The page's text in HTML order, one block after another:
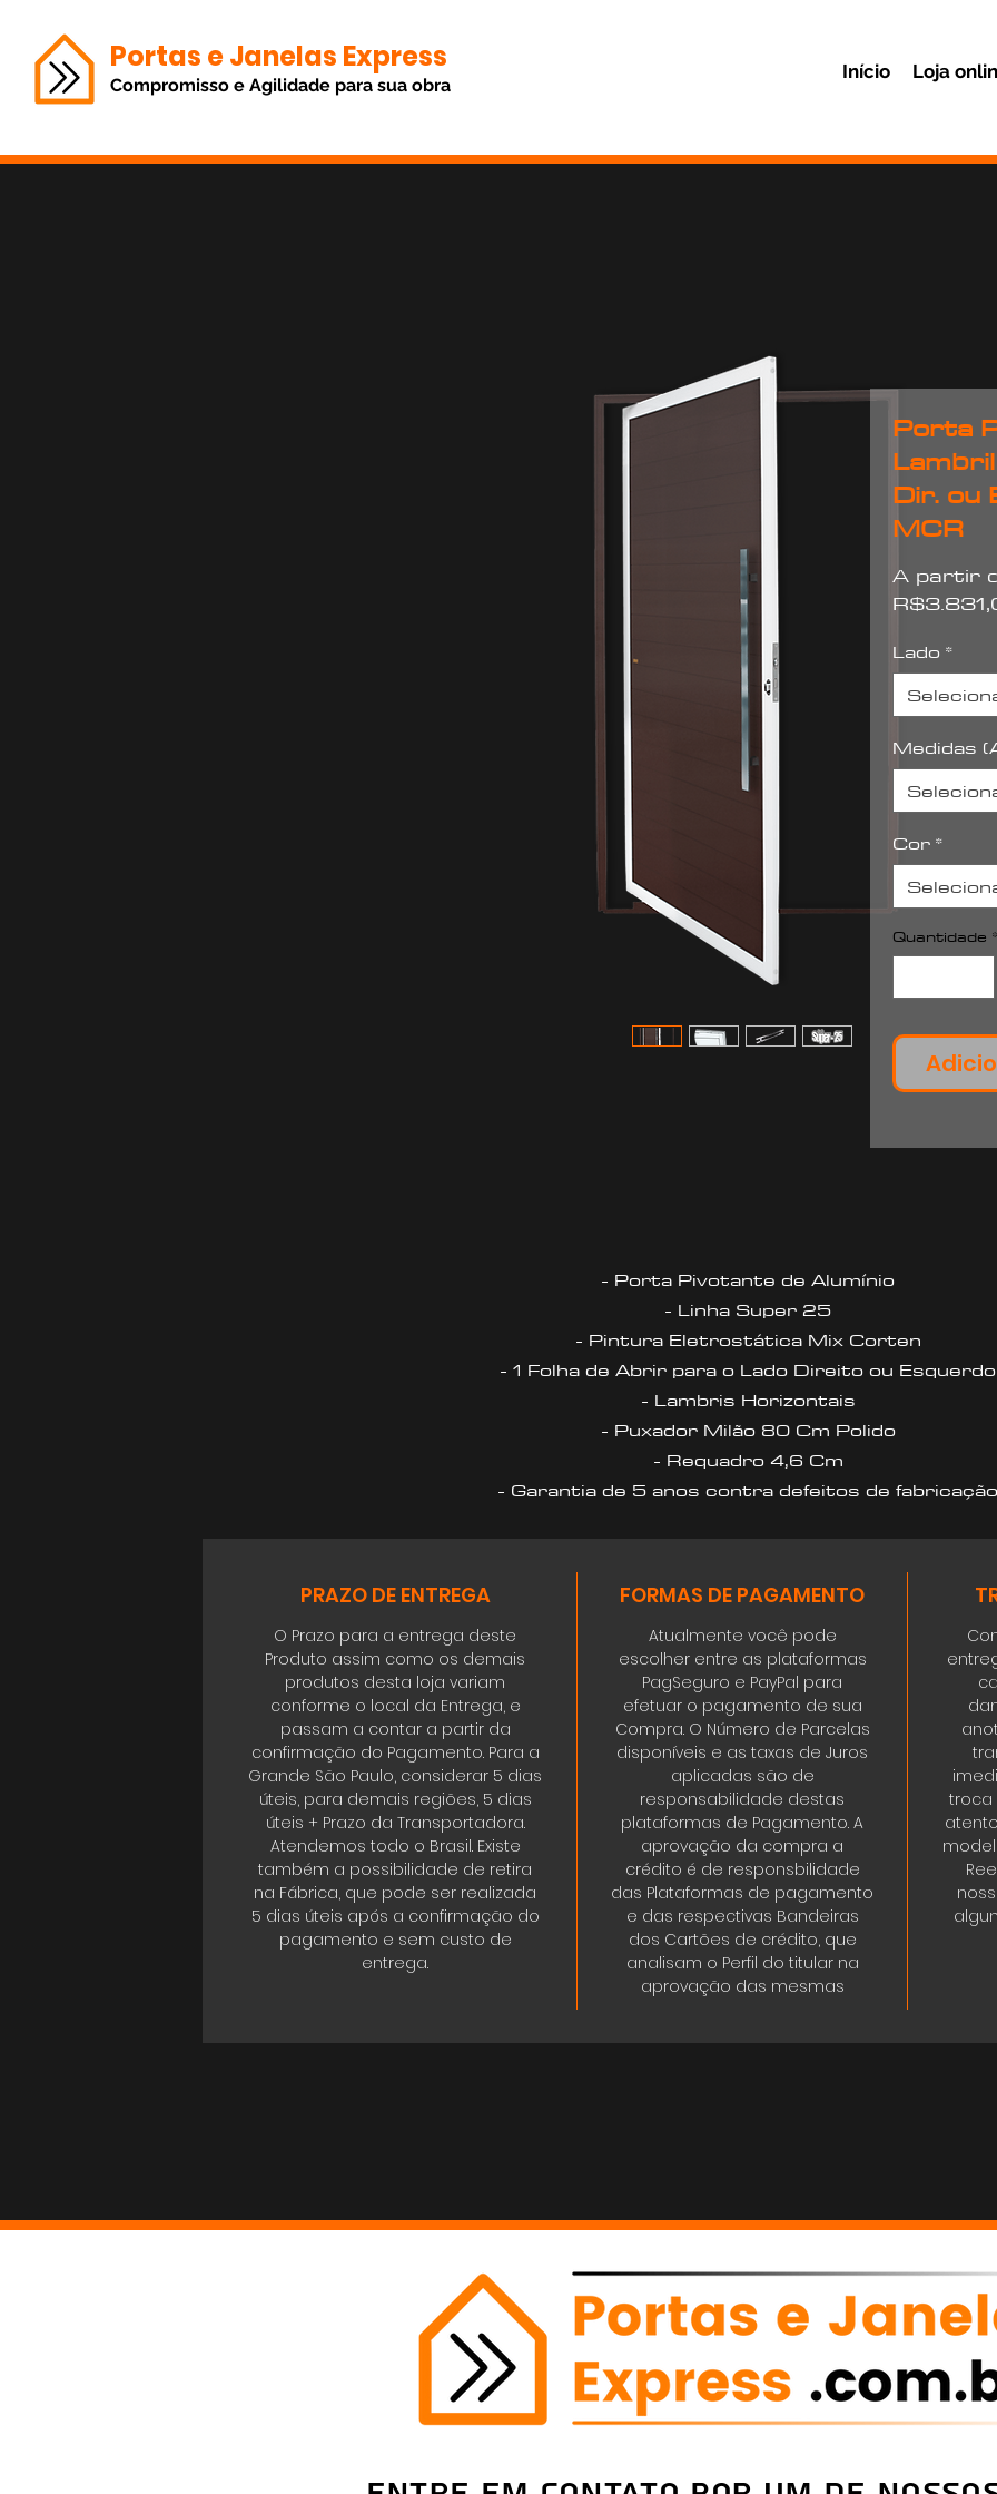
Portas e Janelas Express
Compromisso e Agilidade para sua obra
Início Loja
Porta
Dir. ou
MCR
A partir
Lado *
Medidas
Cor*
Quantidade *
- Porta Pivotante de Alumínio
- Linha Super 25
- Pintura Eletrostática Mix Corten
- 1 Folha de Abrir para o Lado Direito ou Esquerdo
- Lambris Horizontais
- Puxador Milão 80 Cm Polido
- Requadro 4,6 Cm
- Garantia de 5 anos contra defeitos de fabricação
PRAZO DE ENTREGA
O Prazo para a entrega deste
Produto assim como os demais
produtos desta loja variam
conforme o local da Entrega, e
passam a contar a partir da
confirmação do Pagamento. Para a
Grande São Paulo, considerar 5 dias
úteis, para demais regiões, 5 dias
úteis + Prazo da Transportadora.
Atendemos todo o Brasil. Existe
também a possibilidade de retira
na Fábrica, que pode ser realizada
5 dias úteis após a confirmação do
pagamento e sem custo de
entrega.
FORMAS DE PAGAMENTO
Atualmente você pode
escolher entre as plataformas
PagSeguro e PayPal para
efetuar o pagamento de sua
Compra. O Número de Parcelas
disponíveis e as taxas de Juros
aplicadas são de
responsabilidade destas
plataformas de Pagamento. A
aprovação da compra a
crédito é de responsbilidade
das Plataformas de pagamento
e das respectivas Bandeiras
dos Cartões de crédito, que
analisam o Perfil do titular na
aprovação das mesmas
troca